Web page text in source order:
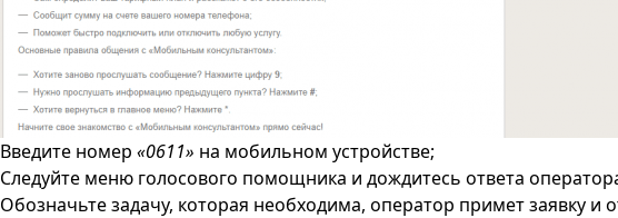
Введите номер «0611» на мобильном устройстве;
Следуйте меню голосового помощника и дождитесь ответа
Обозначьте задачу, которая необходима, оператор примет заявку и